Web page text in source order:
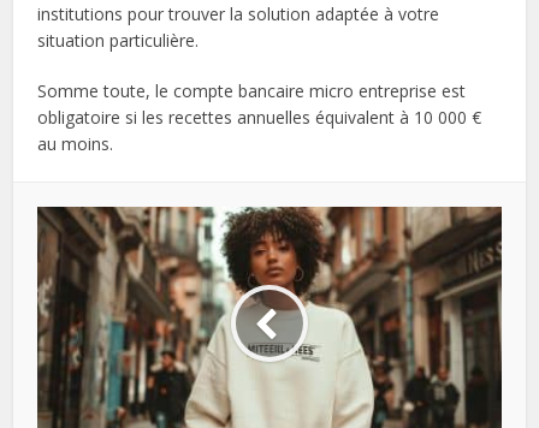
institutions pour trouver la solution adaptée à votre
situation particulière.
Somme toute, le compte bancaire micro entreprise est
obligatoire si les recettes annuelles équivalent à 10 000 €
au moins.